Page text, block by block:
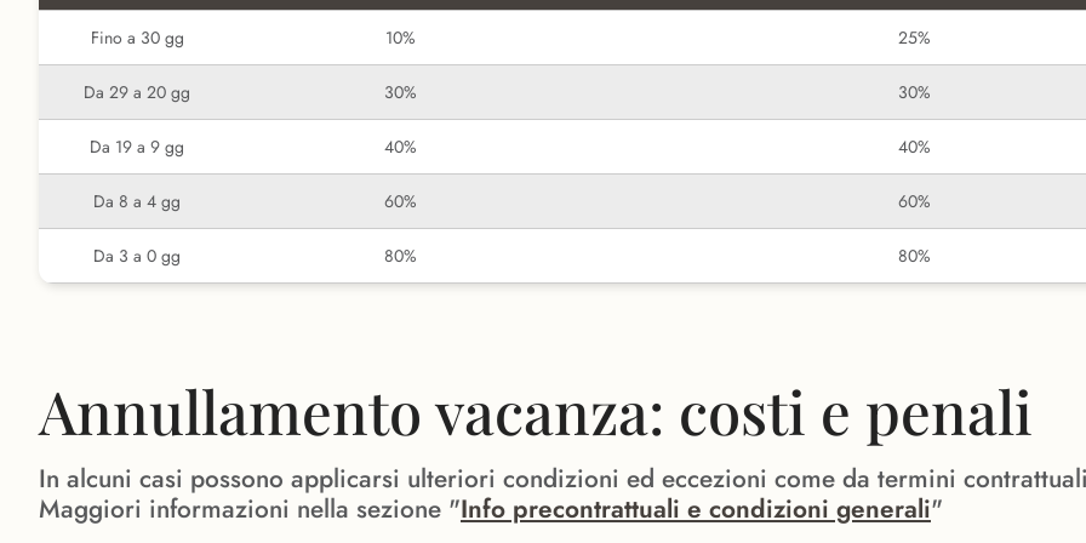
Fino a 30 gg 10% 25%
Da 29 a 20 gg 30% 30%
Da 19 a 9 gg 40% 40%
Da 8 a 4 gg 60% 60%
Da 3 a 0 gg 80% 80%
Annullamento vacanza: costi e penali
In alcuni casi possono applicarsi ulteriori condizioni ed eccezioni come da termini
Maggiori informazioni nella sezione "Info precontrattuali e condizioni generali"